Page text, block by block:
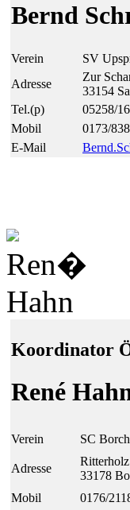
Bernd
Verein
SV
Adresse
Zur
33154
Tel.(p)
05258/
Mobil
0173/
E-Mail
Koordinator
René
Verein SC
Adresse
33178
Mobil
0176/